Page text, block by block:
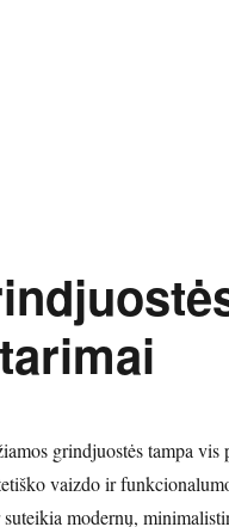
grindjuostės tampa
vaizdo ir
modernų,